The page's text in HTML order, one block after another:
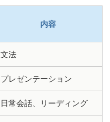
内容
文法
プレゼンテーション
日常会話、リーディング